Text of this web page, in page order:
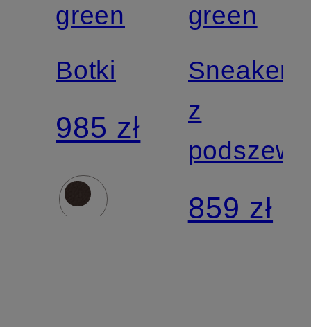
certyfikatem
green
Botki
985 zł
certyfikatem
green
z
859 zł